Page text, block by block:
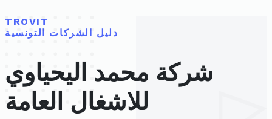
TROVIT
دليل الشركات التونسية
شركة محمد اليحياوي
للاشغال العامة